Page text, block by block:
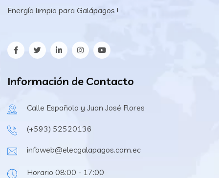
Energía limpia para Galápagos !
Información de Contacto
Calle Española y Juan José Flores
(+593) 52520136
infoweb@elecgalapagos.com.ec
Horario 08:00 - 17:00